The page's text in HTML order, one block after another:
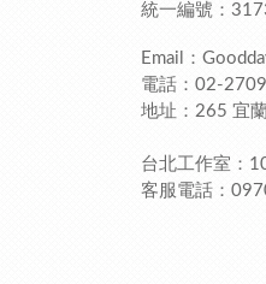
統一編號：
Email：
電話：02-
地址：265 宜
台北工作室：
客服電話：